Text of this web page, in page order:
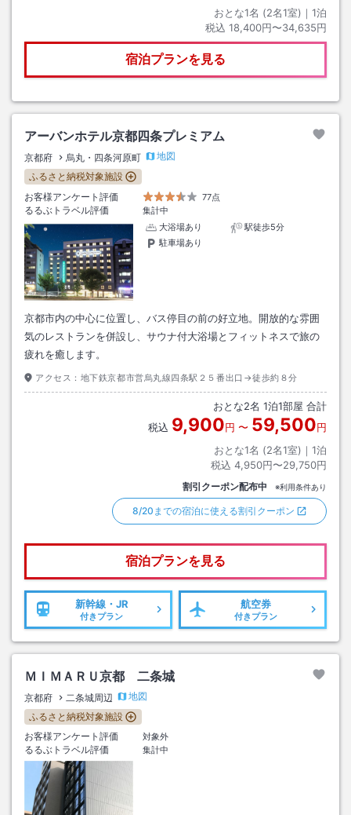
おとな1名 (2名1室)｜ 1泊
税込 18,400円〜34,635円
宿泊プランを見る
アーバンホテル京都四条プレミアム
京都府 烏丸・四条河原町
地図
ふるさと納税対象施設
お客様アンケート評価
77点
るるぶトラベル評価
集計中
大浴場あり
駅徒歩5分
駐車場あり
京都市内の中心に位置し、バス停目の前の好立地。開放的な雰囲
気のレストランを併設し、サウナ付大浴場とフィットネスで旅の
疲れを癒します。
アクセス： 地下鉄京都市営烏丸線四条駅２５番出口→徒歩約８分
おとな2名 1泊1部屋 合計
税込 9,900円 〜 59,500円
おとな1名 (2名1室)｜ 1泊
税込 4,950円〜29,750円
割引クーポン配布中 ※利用条件あり
8/20までの宿泊に使える割引クーポン
宿泊プランを見る
新幹線・JR
付きプラン
航空券
付きプラン
ＭＩＭＡＲＵ京都 二条城
京都府 二条城周辺
地図
ふるさと納税対象施設
お客様アンケート評価
対象外
るるぶトラベル評価 集計中